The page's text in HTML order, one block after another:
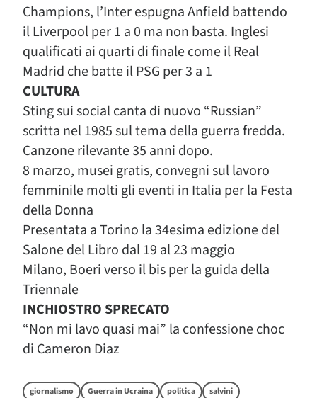
Champions, l’Inter espugna Anfield battendo
il Liverpool per 1 a 0 ma non basta. Inglesi
qualificati ai quarti di finale come il Real
Madrid che batte il PSG per 3 a 1
CULTURA
Sting sui social canta di nuovo “Russian”
scritta nel 1985 sul tema della guerra fredda.
Canzone rilevante 35 anni dopo.
8 marzo, musei gratis, convegni sul lavoro
femminile molti gli eventi in Italia per la Festa
della Donna
Presentata a Torino la 34esima edizione del
Salone del Libro dal 19 al 23 maggio
Milano, Boeri verso il bis per la guida della
Triennale
INCHIOSTRO SPRECATO
“Non mi lavo quasi mai” la confessione choc
di Cameron Diaz
giornalismo Guerra in Ucraina politica
salvini